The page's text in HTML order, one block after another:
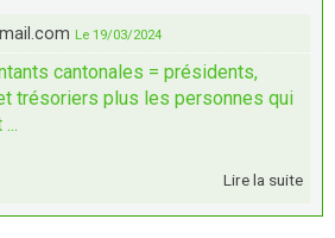
Le 19/03/2024
cantonales = présidents,
trésoriers plus les personnes qui
Lire la suite